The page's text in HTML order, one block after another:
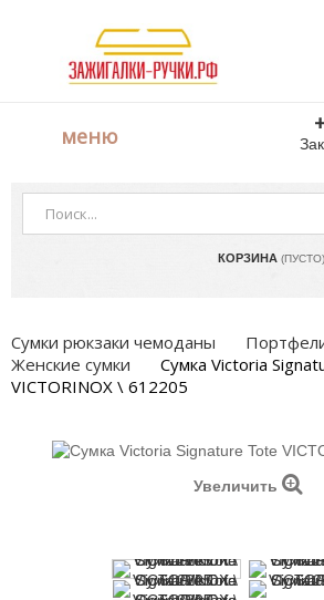
меню
КОРЗИНА (ПУСТО)
Сумки рюкзаки чемоданы
Женские сумки
Сумка Victoria
VICTORINOX \ 612205
Увеличить